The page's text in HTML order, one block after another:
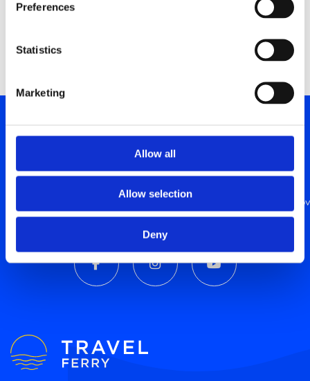
Preferences
Statistics
Marketing
Allow all
Allow selection
Deny
αλλά και μοναδικές προσφορές!
Μάθετε πρώτοι τα νέα μας!
Αποστολή
Εάν επιθυμείτε να λαμβάνετε ενημερώσεις, η αποδοχή των όρων